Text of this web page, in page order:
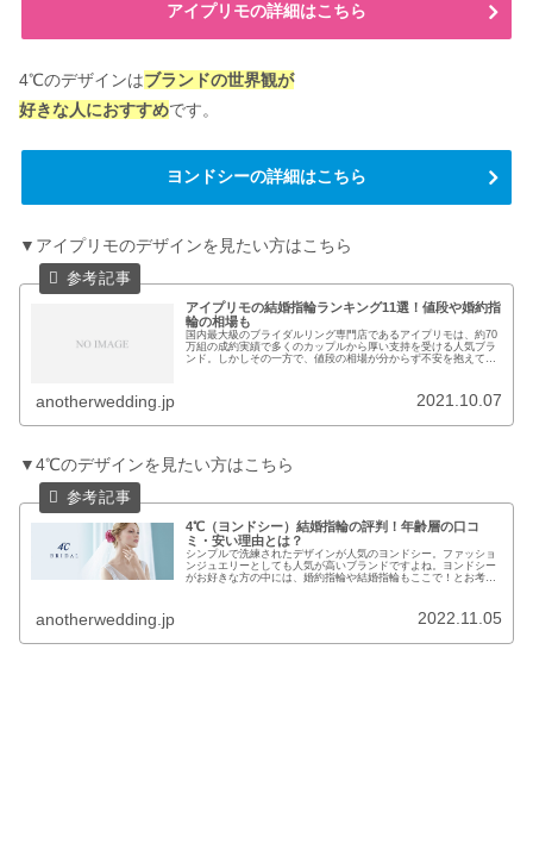
アイプリモの詳細はこちら
4℃のデザインはブランドの世界観が
好きな人におすすめです。
ヨンドシーの詳細はこちら
▼アイプリモのデザインを見たい方はこちら
アイプリモの結婚指輪ランキング11選！値段や婚約指
輪の相場も
国内最大級のブライダルリング専門店であるアイプリモは、約70
万組の成約実績で多くのカップルから厚い支持を受ける人気ブラ
ンド。しかしその一方で、値段の相場が分からず不安を抱えてい
anotherwedding.jp 2021.10.07
▼4℃のデザインを見たい方はこちら
4℃（ヨンドシー）結婚指輪の評判！年齢層の口コ
ミ・安い理由とは？
シンプルで洗練されたデザインが人気のヨンドシー。ファッショ
ンジュエリーとしても人気が高いブランドですよね。ヨンドシー
がお好きな方の中には、婚約指輪や結婚指輪もここで！とお考え
anotherwedding.jp 2022.11.05